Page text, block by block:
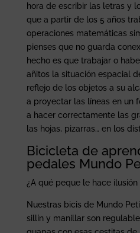
hora de escribir las letras y
que a partir de los 5 años
operaciones matemáticas
pienses que no guarda
hecho es que trabajar o
añitos la situación espacial
reflejo de los objetos a su
a proyectar las líneas en un
a hacer correctamente las
las hojas, pizarras… en los
Bicicleta de
pedales Mundo
¿A qué peque le hace ilusión
Nuestras bicis de Mundo
sillín y manillar son